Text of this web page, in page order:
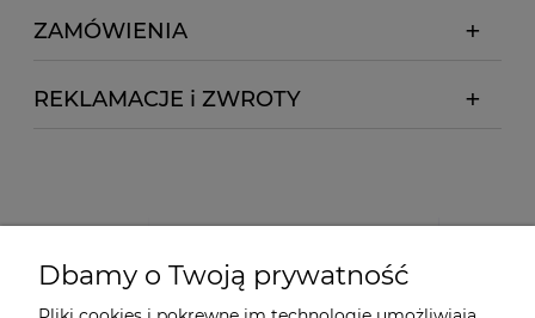
ZAMÓWIENIA
REKLAMACJE i ZWROTY
Dbamy o Twoją prywatność